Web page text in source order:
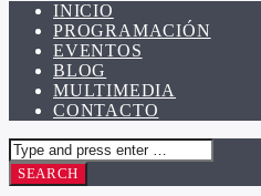
INICIO
PROGRAMACIÓN
EVENTOS
BLOG
MULTIMEDIA
CONTACTO